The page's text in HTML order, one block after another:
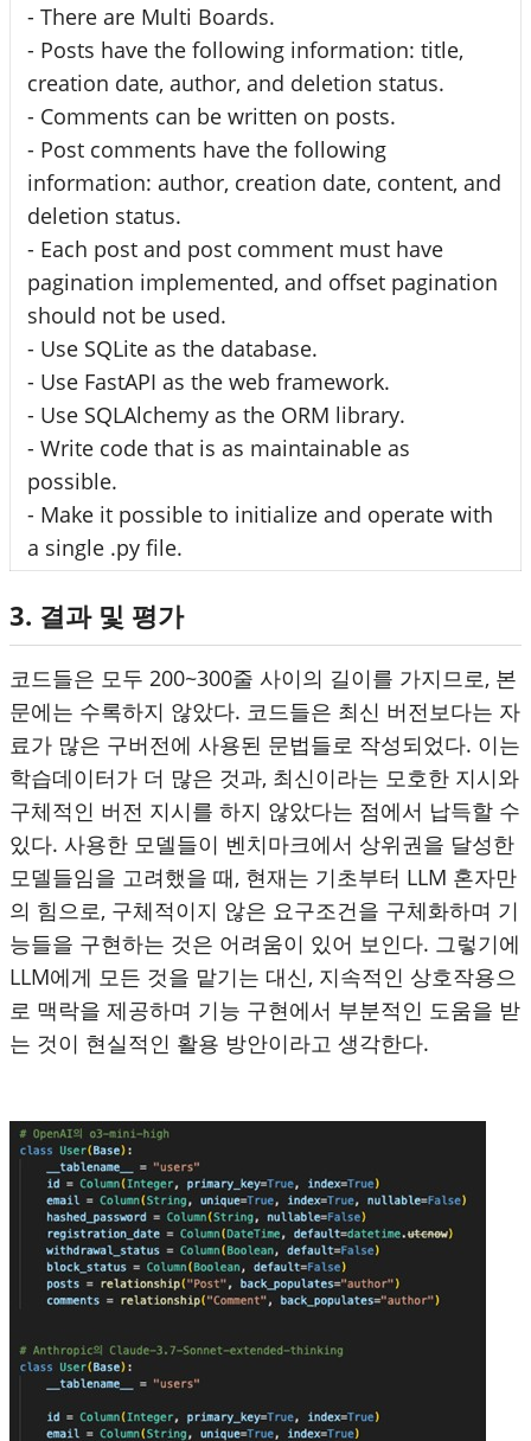
- There are Multi Boards.
- Posts have the following information: title,
creation date, author, and deletion status.
- Comments can be written on posts.
- Post comments have the following
information: author, creation date, content, and
deletion status.
- Each post and post comment must have
pagination implemented, and offset pagination
should not be used.
- Use SQLite as the database.
- Use FastAPI as the web framework.
- Use SQLAlchemy as the ORM library.
- Write code that is as maintainable as
possible.
- Make it possible to initialize and operate with
a single .py file.
3. 결과 및 평가
코드들은 모두 200~300줄 사이의 길이를 가지므로, 본
문에는 수록하지 않았다. 코드들은 최신 버전보다는 자
료가 많은 구버전에 사용된 문법들로 작성되었다. 이는
학습데이터가 더 많은 것과, 최신이라는 모호한 지시와
구체적인 버전 지시를 하지 않았다는 점에서 납득할 수
있다. 사용한 모델들이 벤치마크에서 상위권을 달성한
모델들임을 고려했을 때, 현재는 기초부터 LLM 혼자만
의 힘으로, 구체적이지 않은 요구조건을 구체화하며 기
능들을 구현하는 것은 어려움이 있어 보인다. 그렇기에
LLM에게 모든 것을 맡기는 대신, 지속적인 상호작용으
로 맥락을 제공하며 기능 구현에서 부분적인 도움을 받
는 것이 현실적인 활용 방안이라고 생각한다.